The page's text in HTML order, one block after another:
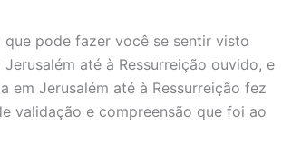
pode fazer você se sentir visto
até à Ressurreição ouvido, e
em Jerusalém até à Ressurreição fez
validação e compreensão que foi ao